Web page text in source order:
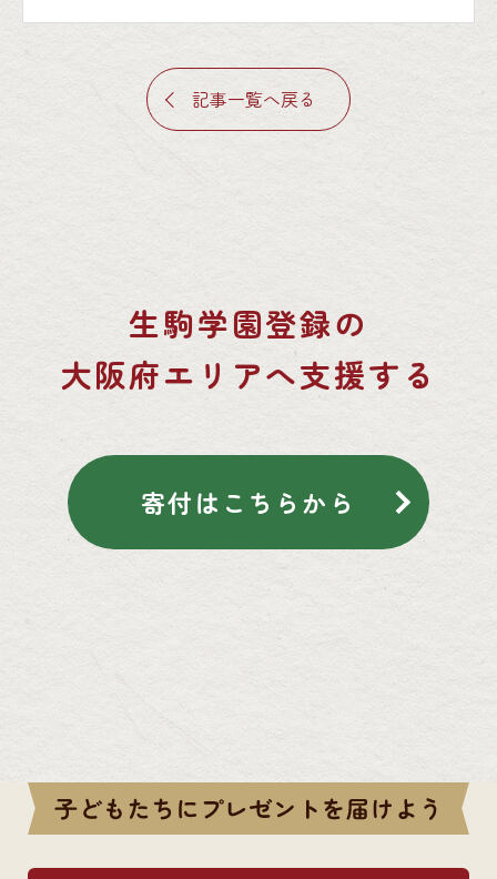
記事一覧へ戻る
生駒学園登録の
大阪府エリアへ支援する
寄付はこちらから